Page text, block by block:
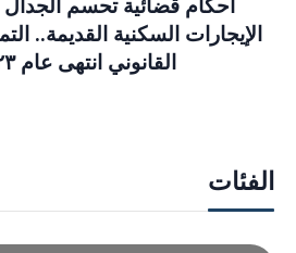
الإيجارات السكنية القديمة..
القانوني انتهى عام ٢٠٢٣
الفئات